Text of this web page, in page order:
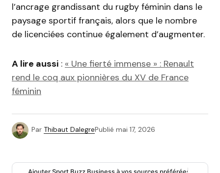
l’ancrage grandissant du rugby féminin dans le
paysage sportif français, alors que le nombre
de licenciées continue également d’augmenter.
A lire aussi : « Une fierté immense » : Renault
rend le coq aux pionnières du XV de France
féminin
Par Thibaut DalegrePublié mai 17, 2026
Ajouter Sport Buzz Business à vos sources préférées